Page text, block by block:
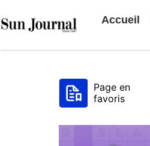
Accueil
Page en
favoris